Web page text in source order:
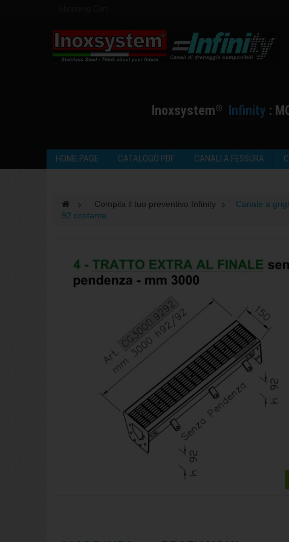
Inoxsystem® Infinity :
HOME PAGE CATALOGO PDF CANALI A FESSURA
> Compila il tuo preventivo Infinity >
Canale a
92 costante.